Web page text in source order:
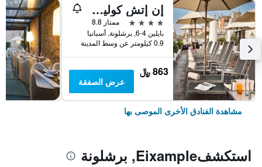
إن إتش كوليكشن برشلونة بوديوم
4 نجوم
ممتاز 8.8
بايلين 4-6, برشلونة, أسبانيا
0.9 كيلومتر عن وسط المدينة
863 ﷼
عرض الصفقة
مشاهدة الفنادق الأخرى الموصى بها
استكشفEixample, برشلونة